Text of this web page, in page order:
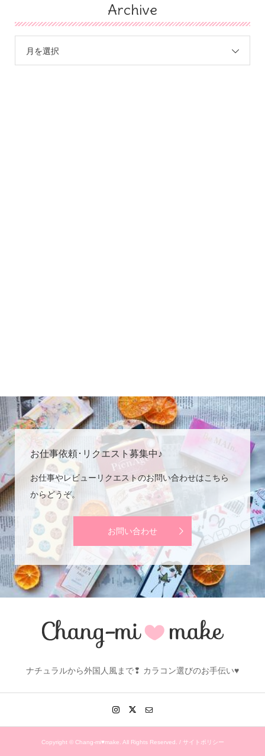
Archive
月を選択
お仕事依頼･リクエスト募集中♪
お仕事やレビューリクエストのお問い合わせはこちら
からどうぞ。
お問い合わせ
ナチュラルから外国人風まで❢ カラコン選びのお手伝い♥
Copyright ©Chang-mi♥make. All Rights Reserved. / サイトポリシー